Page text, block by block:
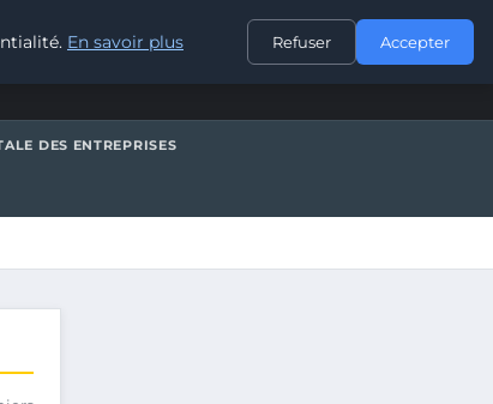
CONTACT
DES ENTREPRISES
En savoir plus Refuser Accepter